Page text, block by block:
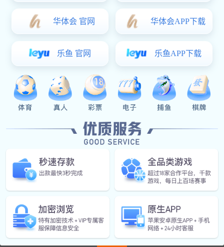
咨询
产品描述
多多28官网-追求健康,你我一起成长-pgdd
0532-86659088（国内销售部）
0532-86650603（国际销售部）